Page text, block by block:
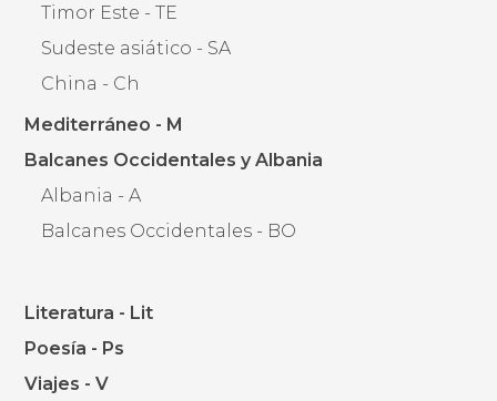
Timor Este - TE
Sudeste asiático - SA
China - Ch
Mediterráneo - M
Balcanes Occidentales y Albania
Albania - A
Balcanes Occidentales - BO
Literatura - Lit
Poesía - Ps
Viajes - V